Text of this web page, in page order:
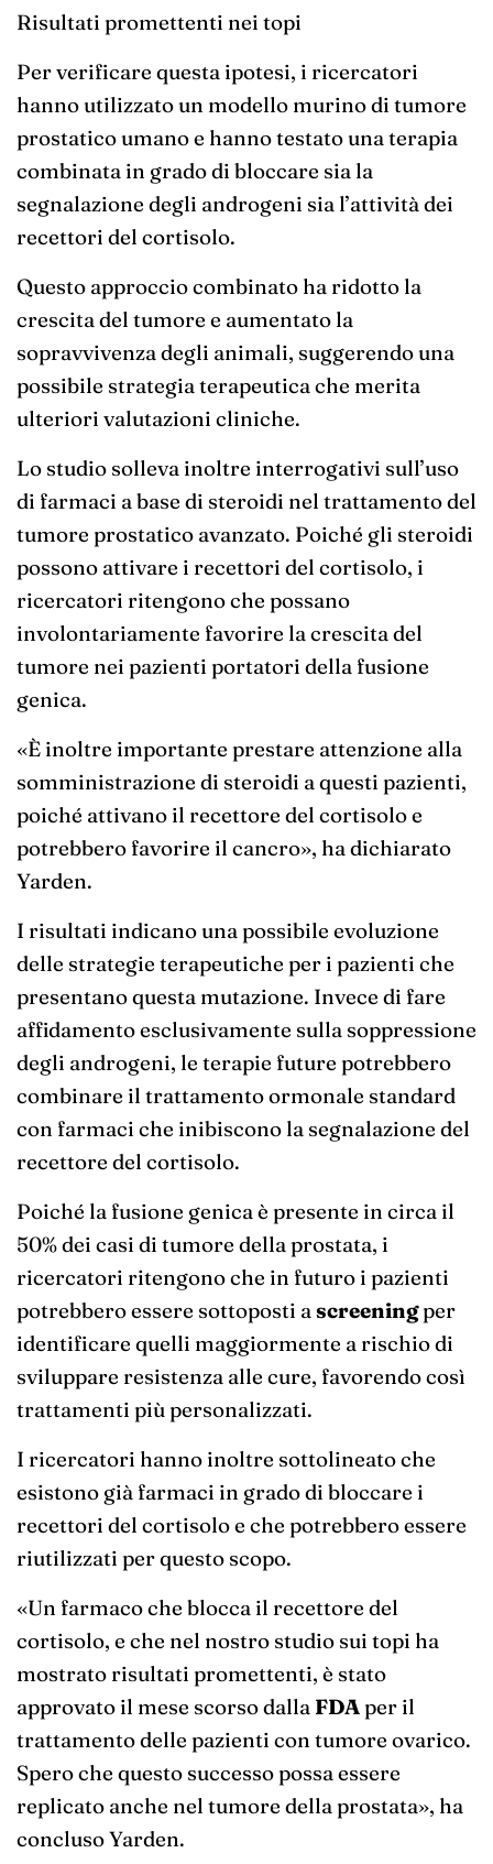
Risultati promettenti nei topi
Per verificare questa ipotesi, i ricercatori
hanno utilizzato un modello murino di tumore
prostatico umano e hanno testato una terapia
combinata in grado di bloccare sia la
segnalazione degli androgeni sia l’attività dei
recettori del cortisolo.
Questo approccio combinato ha ridotto la
crescita del tumore e aumentato la
sopravvivenza degli animali, suggerendo una
possibile strategia terapeutica che merita
ulteriori valutazioni cliniche.
Lo studio solleva inoltre interrogativi sull’uso
di farmaci a base di steroidi nel trattamento del
tumore prostatico avanzato. Poiché gli steroidi
possono attivare i recettori del cortisolo, i
ricercatori ritengono che possano
involontariamente favorire la crescita del
tumore nei pazienti portatori della fusione
genica.
«È inoltre importante prestare attenzione alla
somministrazione di steroidi a questi pazienti,
poiché attivano il recettore del cortisolo e
potrebbero favorire il cancro», ha dichiarato
Yarden.
I risultati indicano una possibile evoluzione
delle strategie terapeutiche per i pazienti che
presentano questa mutazione. Invece di fare
affidamento esclusivamente sulla soppressione
degli androgeni, le terapie future potrebbero
combinare il trattamento ormonale standard
con farmaci che inibiscono la segnalazione del
recettore del cortisolo.
Poiché la fusione genica è presente in circa il
50% dei casi di tumore della prostata, i
ricercatori ritengono che in futuro i pazienti
potrebbero essere sottoposti ascreeningper
identificare quelli maggiormente a rischio di
sviluppare resistenza alle cure, favorendo così
trattamenti più personalizzati.
I ricercatori hanno inoltre sottolineato che
esistono già farmaci in grado di bloccare i
recettori del cortisolo e che potrebbero essere
riutilizzati per questo scopo.
«Un farmaco che blocca il recettore del
cortisolo, e che nel nostro studio sui topi ha
mostrato risultati promettenti, è stato
approvato il mese scorso dalla FDAper il
trattamento delle pazienti con tumore ovarico.
Spero che questo successo possa essere
replicato anche nel tumore della prostata», ha
concluso Yarden.